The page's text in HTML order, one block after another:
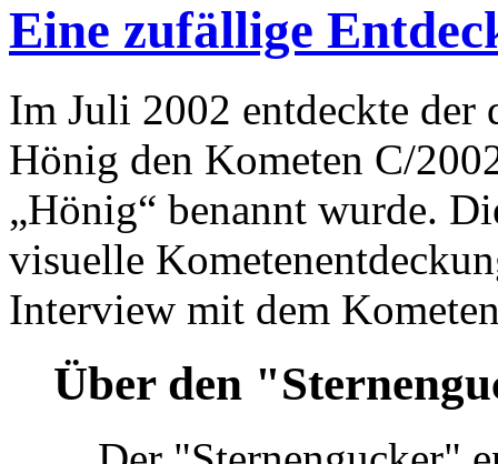
Eine zufällige
Im Juli 2002 entdeckte der
Hönig den Kometen C/
„Hönig“ benannt wurde.
visuelle
Interview mit dem
Über den